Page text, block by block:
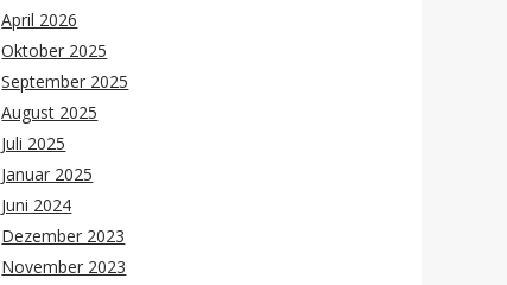
April 2026
Oktober 2025
September 2025
August 2025
Juli 2025
Januar 2025
Juni 2024
Dezember 2023
November 2023